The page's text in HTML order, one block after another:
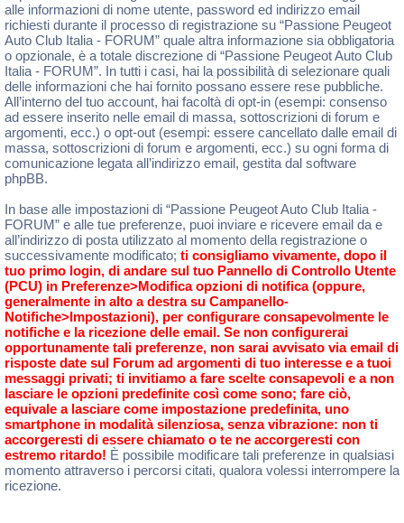
alle informazioni di nome utente, password ed indirizzo email
richiesti durante il processo di registrazione su “Passione Peugeot
Auto Club Italia - FORUM” quale altra informazione sia obbligatoria
o opzionale, è a totale discrezione di “Passione Peugeot Auto Club
Italia - FORUM”. In tutti i casi, hai la possibilità di selezionare quali
delle informazioni che hai fornito possano essere rese pubbliche.
All’interno del tuo account, hai facoltà di opt-in (esempi: consenso
ad essere inserito nelle email di massa, sottoscrizioni di forum e
argomenti, ecc.) o opt-out (esempi: essere cancellato dalle email di
massa, sottoscrizioni di forum e argomenti, ecc.) su ogni forma di
comunicazione legata all’indirizzo email, gestita dal software
phpBB.
In base alle impostazioni di “Passione Peugeot Auto Club Italia -
FORUM” e alle tue preferenze, puoi inviare e ricevere email da e
all’indirizzo di posta utilizzato al momento della registrazione o
successivamente modificato; ti consigliamo vivamente, dopo il
tuo primo login, di andare sul tuo Pannello di Controllo Utente
(PCU) in Preferenze>Modifica opzioni di notifica (oppure,
generalmente in alto a destra su Campanello-
Notifiche>Impostazioni), per configurare consapevolmente le
notifiche e la ricezione delle email. Se non configurerai
opportunamente tali preferenze, non sarai avvisato via email di
risposte date sul Forum ad argomenti di tuo interesse e a tuoi
messaggi privati; ti invitiamo a fare scelte consapevoli e a non
lasciare le opzioni predefinite così come sono; fare ciò,
equivale a lasciare come impostazione predefinita, uno
smartphone in modalità silenziosa, senza vibrazione: non ti
accorgeresti di essere chiamato o te ne accorgeresti con
estremo ritardo! È possibile modificare tali preferenze in qualsiasi
momento attraverso i percorsi citati, qualora volessi interrompere la
ricezione.